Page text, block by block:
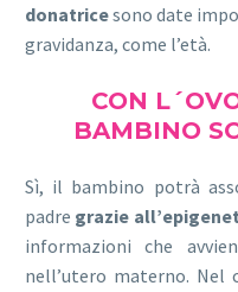
donatricesono date
gravidanza, come l’età.
CON
BAMBINO
Sì, il bambino potrà
padre grazie
informazioni che
nell’utero materno. Nel